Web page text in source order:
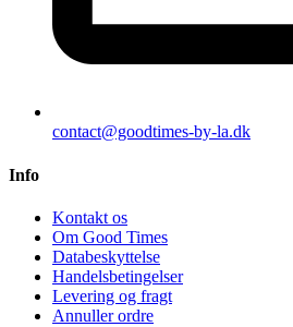
contact@goodtimes-by-la.dk
Info
Kontakt os
Om Good Times
Databeskyttelse
Handelsbetingelser
Levering og fragt
Annuller ordre